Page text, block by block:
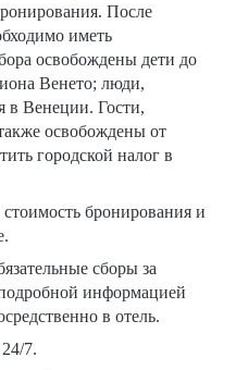
После
иметь
освобождены дети до
Венето; люди,
в Венеции. Гости,
освобождены от
городской налог в
бронирования и
сборы за
информацией
в отель.
7.